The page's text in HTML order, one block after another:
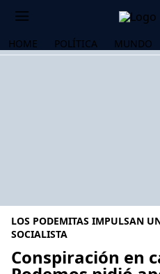
HOME POLÍTICA MUNDO
LOS PODEMITAS IMPULSAN
SOCIALISTA
Conspiración en